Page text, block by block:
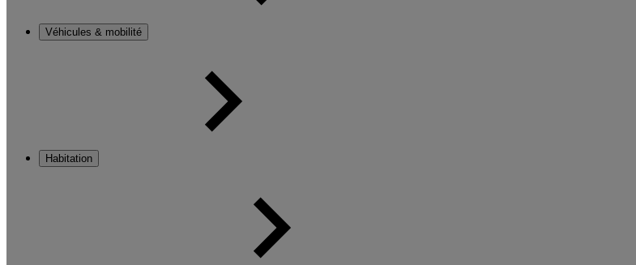
Véhicules & mobilité
Habitation